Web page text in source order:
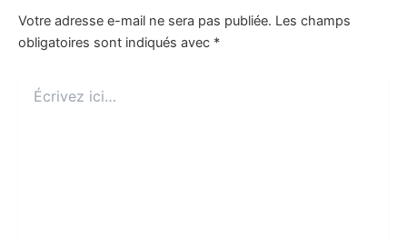
Votre adresse e-mail ne sera pas publiée. Les champs
obligatoires sont indiqués avec *
ici…